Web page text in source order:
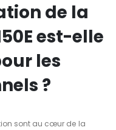
de la
est-elle
les
?
sont au cœur de la